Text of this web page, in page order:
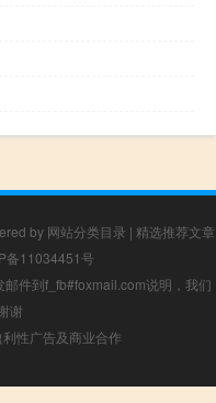
by 网站分类目录 | 精选推荐文章
备11034451号
件到f_fb#foxmail.com说明，我们
谢
性广告及商业合作